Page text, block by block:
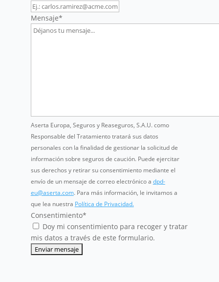
Mensaje*
Aserta Europa, Seguros y Reaseguros, S.A.U. como
Responsable del Tratamiento tratará sus datos
personales con la finalidad de gestionar la solicitud de
información sobre seguros de caución. Puede ejercitar
sus derechos y retirar su consentimiento mediante el
envío de un mensaje de correo electrónico a dpd-
eu@aserta.com. Para más información, le invitamos a
que lea nuestra Política de Privacidad.
Consentimiento*
Doy mi consentimiento para recoger y tratar
mis datos a través de este formulario.